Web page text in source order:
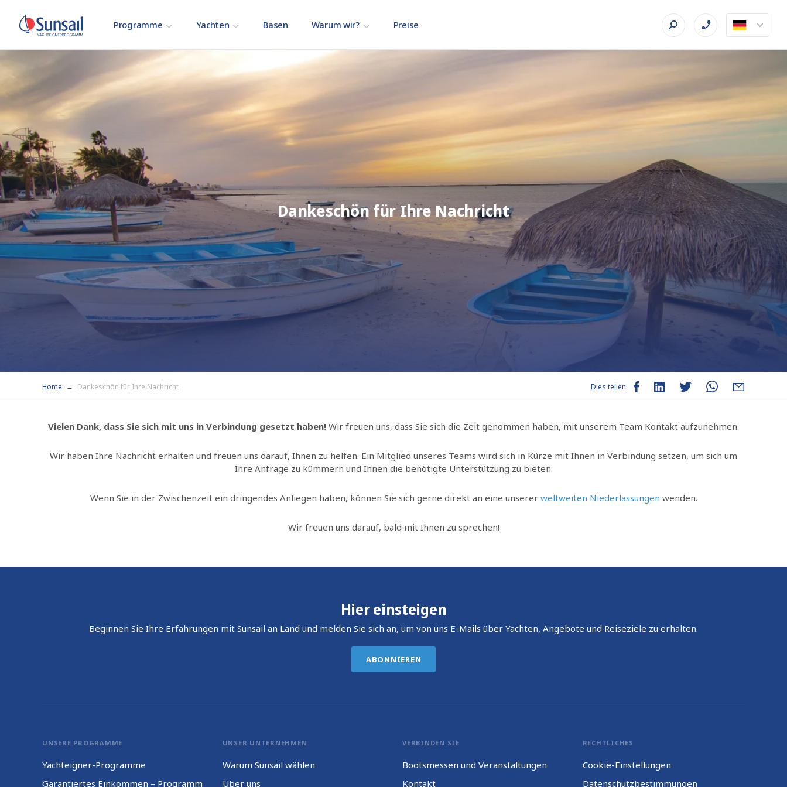
Programme Yachten Basen Warum wir? Preise
Dankeschön für Ihre Nachricht
Home Dankeschön für Ihre Nachricht Dies teilen:
Vielen Dank, dass Sie sich mit uns in Verbindung gesetzt haben! Wir freuen uns, dass Sie sich die Zeit genommen haben, mit unserem Team Kontakt aufzunehmen.
Wir haben Ihre Nachricht erhalten und freuen uns darauf, Ihnen zu helfen. Ein Mitglied unseres Teams wird sich in Kürze mit Ihnen in Verbindung setzen, um sich um
Ihre Anfrage zu kümmern und Ihnen die benötigte Unterstützung zu bieten.
Wenn Sie in der Zwischenzeit ein dringendes Anliegen haben, können Sie sich gerne direkt an eine unserer weltweiten Niederlassungen wenden.
Wir freuen uns darauf, bald mit Ihnen zu sprechen!
Hier einsteigen
Beginnen Sie Ihre Erfahrungen mit Sunsail an Land und melden Sie sich an, um von uns E-Mails über Yachten, Angebote und Reiseziele zu erhalten.
ABONNIEREN
UNSERE PROGRAMME
Yachteigner-Programme
Garantiertes Einkommen – Programm
UNSER UNTERNEHMEN
Warum Sunsail wählen
Über uns
VERBINDEN SIE
Bootsmessen und Veranstaltungen
Kontakt
RECHTLICHES
Cookie-Einstellungen
Datenschutzbestimmungen